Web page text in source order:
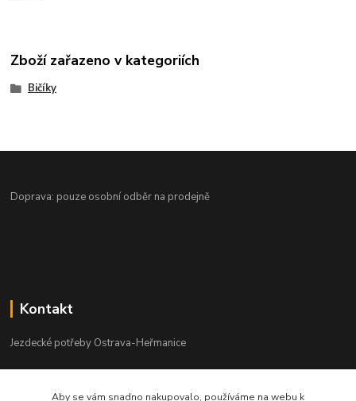
Zboží zařazeno v kategoriích
Bičíky
Doprava: pouze osobní odběr na prodejně
Kontakt
Jezdecké potřeby Ostrava-Heřmanice
Aby se vám snadno nakupovalo, používáme na webu k